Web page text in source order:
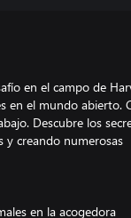
en el campo de
en el mundo abierto.
Descubre los
y creando numerosas
en la acogedora